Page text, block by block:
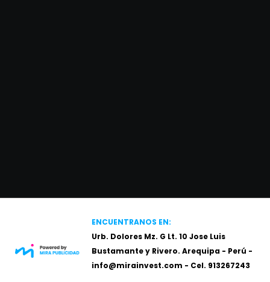
ENCUENTRANOS EN:
Urb. Dolores Mz. G Lt. 10 Jose Luis
Bustamante y Rivero. Arequipa - Perú -
info@mirainvest.com - Cel. 913267243